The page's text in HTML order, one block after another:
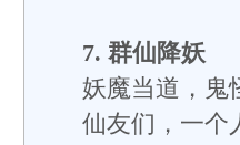
7. 群仙降妖
妖魔当道，鬼
仙友们，一个